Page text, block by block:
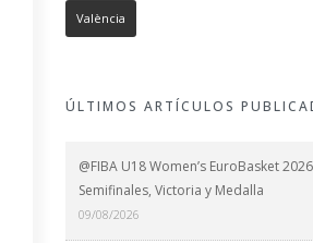
València
ÚLTIMOS ARTÍCULOS
@FIBA U18 Women’s EuroBasket
Semifinales, Victoria y Medalla
09/08/2026